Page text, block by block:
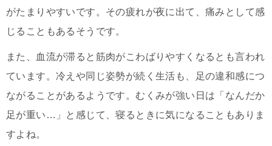
がたまりやすいです。その疲れが夜に出て、痛みとして感
じることもあるそうです。
また、血流が滞ると筋肉がこわばりやすくなるとも言われ
ています。冷えや同じ姿勢が続く生活も、足の違和感につ
ながることがあるようです。むくみが強い日は「なんだか
足が重い…」と感じて、寝るときに気になることもありま
すよね。